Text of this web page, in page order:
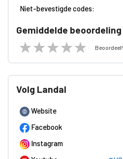
Niet-bevestigde codes:
Gemiddelde beoordeling
Beoordeel!
Volg Landal
Website
Facebook
Instagram